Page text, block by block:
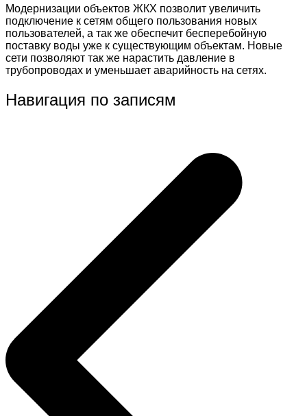
Модернизации объектов ЖКХ позволит увеличить
подключение к сетям общего пользования новых
пользователей, а так же обеспечит бесперебойную
поставку воды уже к существующим объектам. Новые
сети позволяют так же нарастить давление в
трубопроводах и уменьшает аварийность на сетях.
Навигация по записям